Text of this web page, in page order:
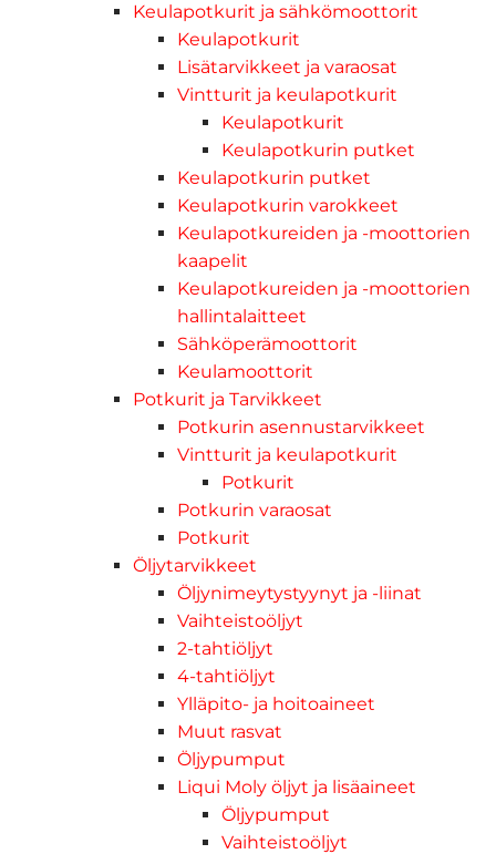
Keulapotkurit ja sähkömoottorit
Keulapotkurit
Lisätarvikkeet ja varaosat
Vintturit ja keulapotkurit
Keulapotkurit
Keulapotkurin putket
Keulapotkurin putket
Keulapotkurin varokkeet
Keulapotkureiden ja -moottorien
kaapelit
Keulapotkureiden ja -moottorien
hallintalaitteet
Sähköperämoottorit
Keulamoottorit
Potkurit ja Tarvikkeet
Potkurin asennustarvikkeet
Vintturit ja keulapotkurit
Potkurit
Potkurin varaosat
Potkurit
Öljytarvikkeet
Öljynimeytystyynyt ja -liinat
Vaihteistoöljyt
2-tahtiöljyt
4-tahtiöljyt
Ylläpito- ja hoitoaineet
Muut rasvat
Öljypumput
Liqui Moly öljyt ja lisäaineet
Öljypumput
Vaihteistoöljyt